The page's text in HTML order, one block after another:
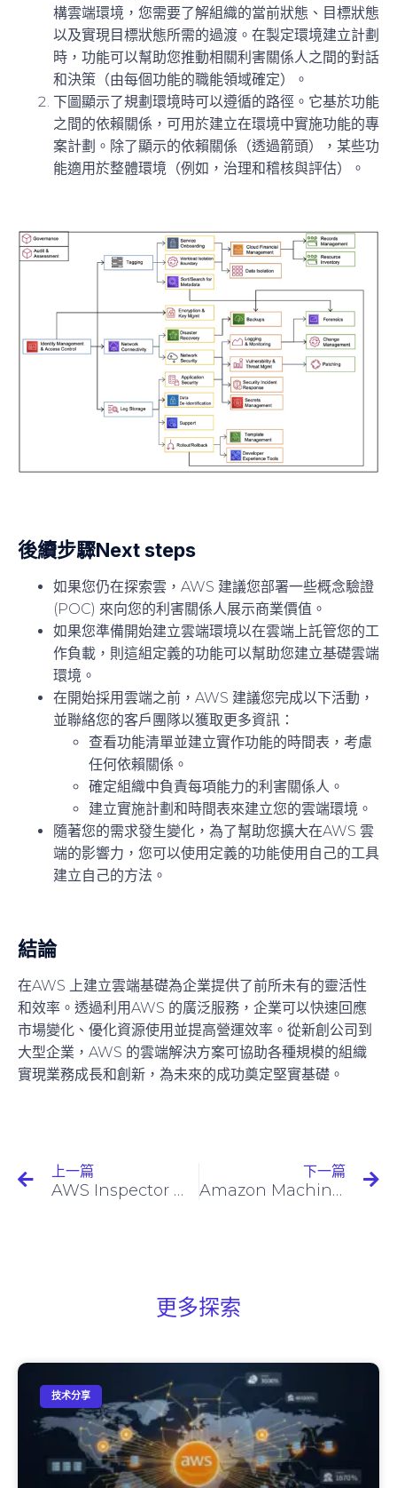
構雲端環境，您需要了解組織的當前狀態、目標狀態
以及實現目標狀態所需的過渡。在製定環境建立計劃
時，功能可以幫助您推動相關利害關係人之間的對話
和決策（由每個功能的職能領域確定）。
下圖顯示了規劃環境時可以遵循的路徑。它基於功能
之間的依賴關係，可用於建立在環境中實施功能的專
案計劃。除了顯示的依賴關係（透過箭頭），某些功
能適用於整體環境（例如，治理和稽核與評估）。
後續步驟Next steps
如果您仍在探索雲，AWS 建議您部署一些概念驗證
(POC) 來向您的利害關係人展示商業價值。
如果您準備開始建立雲端環境以在雲端上託管您的工
作負載，則這組定義的功能可以幫助您建立基礎雲端
環境。
在開始採用雲端之前，AWS 建議您完成以下活動，
並聯絡您的客戶團隊以獲取更多資訊：
查看功能清單並建立實作功能的時間表，考慮
任何依賴關係。
確定組織中負責每項能力的利害關係人。
建立實施計劃和時間表來建立您的雲端環境。
隨著您的需求發生變化，為了幫助您擴大在AWS 雲
端的影響力，您可以使用定義的功能使用自己的工具
建立自己的方法。
結論
在AWS 上建立雲端基礎為企業提供了前所未有的靈活性
和效率。透過利用AWS 的廣泛服務，企業可以快速回應
市場變化、優化資源使用並提高營運效率。從新創公司到
大型企業，AWS 的雲端解決方案可協助各種規模的組織
實現業務成長和創新，為未來的成功奠定堅實基礎。
上一篇
AWS Inspector 和AWS Config – 逐步提高安全性
下一篇
Amazon Machine Learning 簡介
更多探索
技术分享